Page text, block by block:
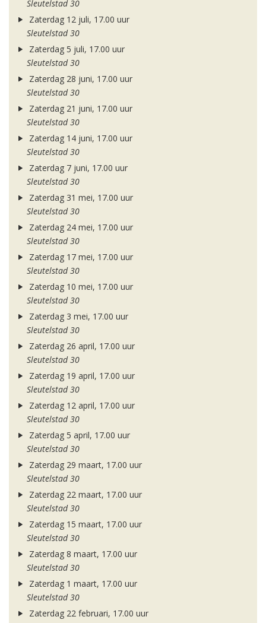
Sleutelstad 30
Zaterdag 12 juli, 17.00 uur
Sleutelstad 30
Zaterdag 5 juli, 17.00 uur
Sleutelstad 30
Zaterdag 28 juni, 17.00 uur
Sleutelstad 30
Zaterdag 21 juni, 17.00 uur
Sleutelstad 30
Zaterdag 14 juni, 17.00 uur
Sleutelstad 30
Zaterdag 7 juni, 17.00 uur
Sleutelstad 30
Zaterdag 31 mei, 17.00 uur
Sleutelstad 30
Zaterdag 24 mei, 17.00 uur
Sleutelstad 30
Zaterdag 17 mei, 17.00 uur
Sleutelstad 30
Zaterdag 10 mei, 17.00 uur
Sleutelstad 30
Zaterdag 3 mei, 17.00 uur
Sleutelstad 30
Zaterdag 26 april, 17.00 uur
Sleutelstad 30
Zaterdag 19 april, 17.00 uur
Sleutelstad 30
Zaterdag 12 april, 17.00 uur
Sleutelstad 30
Zaterdag 5 april, 17.00 uur
Sleutelstad 30
Zaterdag 29 maart, 17.00 uur
Sleutelstad 30
Zaterdag 22 maart, 17.00 uur
Sleutelstad 30
Zaterdag 15 maart, 17.00 uur
Sleutelstad 30
Zaterdag 8 maart, 17.00 uur
Sleutelstad 30
Zaterdag 1 maart, 17.00 uur
Sleutelstad 30
Zaterdag 22 februari, 17.00 uur